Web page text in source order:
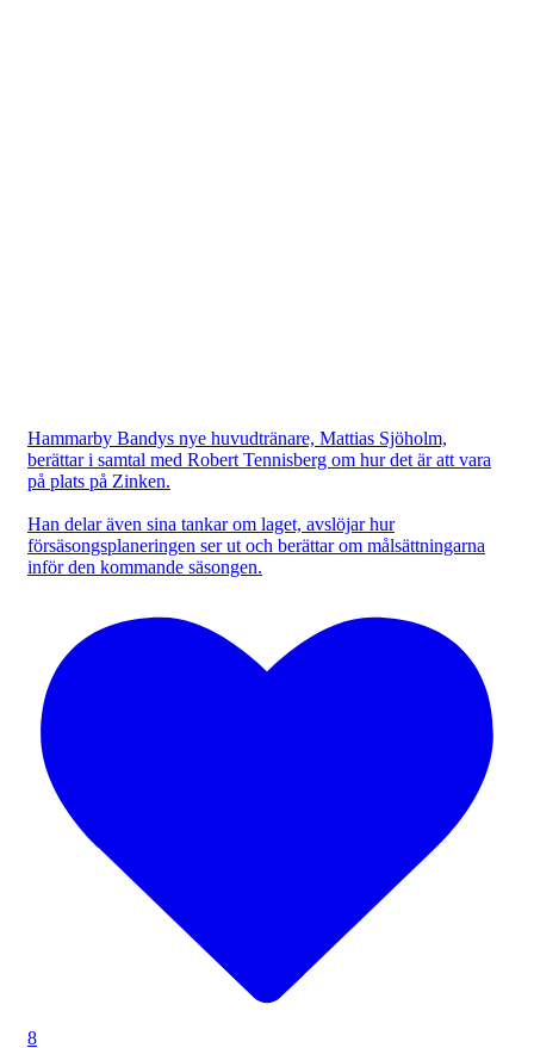
Hammarby Bandys nye huvudtränare, Mattias Sjöholm,
berättar i samtal med Robert Tennisberg om hur det är att vara
på plats på Zinken.
Han delar även sina tankar om laget, avslöjar hur
försäsongsplaneringen ser ut och berättar om målsättningarna
inför den kommande säsongen.
8